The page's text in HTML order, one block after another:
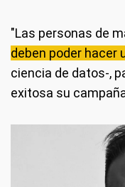
"Las personas de
deben poder hacer
ciencia de datos-,
exitosa su